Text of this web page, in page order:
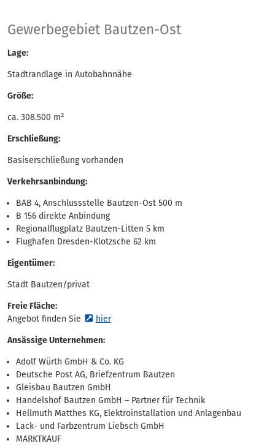
Gewerbegebiet
Gewerbegebiet Bautzen-Ost
Lage:
Stadtrandlage in Autobahnnähe
Größe:
ca. 308.500 m²
Erschließung:
Basiserschließung vorhanden
Verkehrsanbindung:
BAB 4, Anschlussstelle Bautzen-Ost 500 m
B 156 direkte Anbindung
Regionalflugplatz Bautzen-Litten 5 km
Flughafen Dresden-Klotzsche 62 km
Eigentümer:
Stadt Bautzen/privat
Freie Fläche:
Angebot finden Sie
hier
Ansässige Unternehmen:
Adolf Würth GmbH & Co. KG
Deutsche Post AG, Briefzentrum Bautzen
Gleisbau Bautzen GmbH
Handelshof Bautzen GmbH – Partner für Technik
Hellmuth Matthes KG, Elektroinstallation und Anlagenbau
Lack- und Farbzentrum Liebsch GmbH
MARKTKAUF